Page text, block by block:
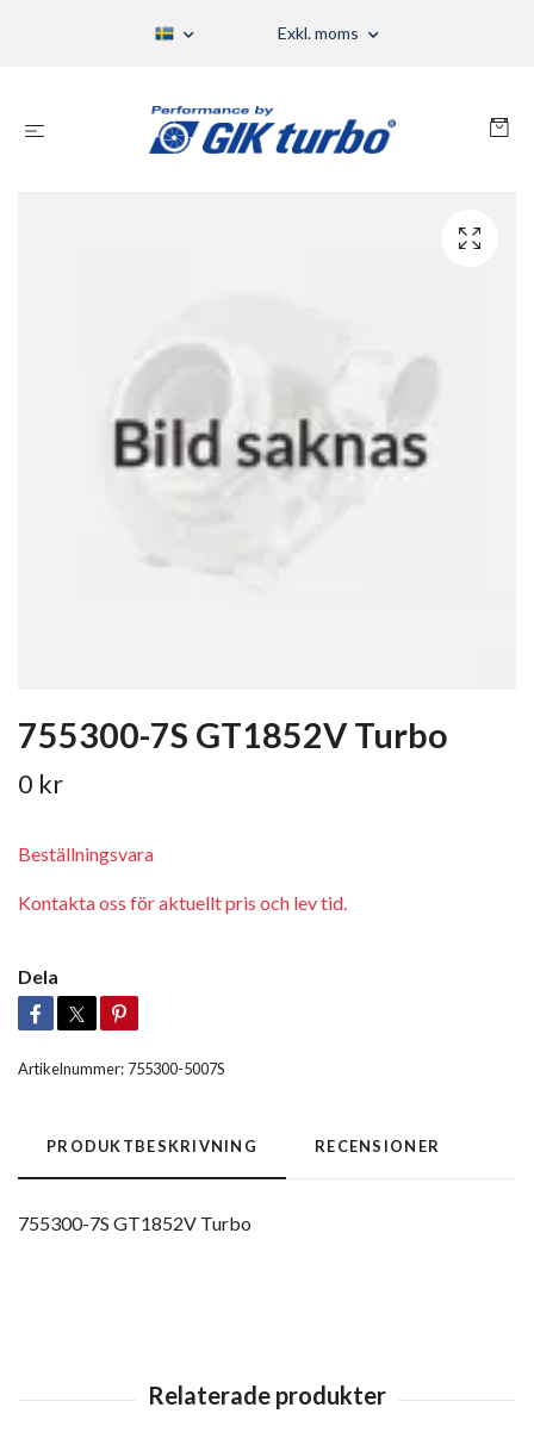
Exkl. moms
755300-7S GT1852V Turbo
0 kr
Beställningsvara
Kontakta oss för aktuellt pris och lev tid.
Dela
Artikelnummer: 755300-5007S
PRODUKTBESKRIVNING RECENSIONER
755300-7S GT1852V Turbo